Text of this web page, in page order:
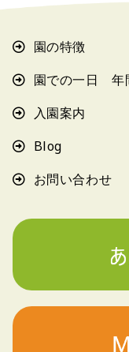
園の特徴
園での一日 年
入園案内
Blog
お問い合わせ